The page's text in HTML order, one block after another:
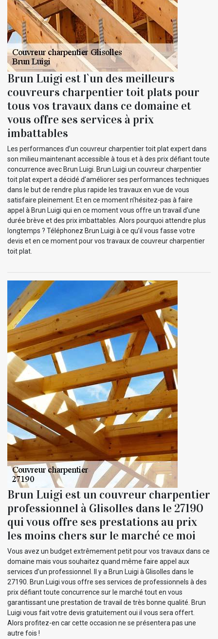
Brun Luigi est l`un des meilleurs
couvreurs charpentier toit plats pour
tous vos travaux dans ce domaine et
vous offre ses services à prix
imbattables
Les performances d’un couvreur charpentier toit plat expert dans
son milieu maintenant accessible à tous et à des prix défiant toute
concurrence avec Brun Luigi. Brun Luigi un couvreur charpentier
toit plat expert a décidé d’améliorer ses performances techniques
dans le but de rendre plus rapide les travaux en vue de vous
satisfaire pleinement. Et en ce moment n’hésitez-pas à faire
appel à Brun Luigi qui en ce moment vous offre un travail d’une
durée brève et des prix imbattables. Alors pourquoi attendre plus
longtemps ? Téléphonez Brun Luigi à ce qu’il vous fasse votre
devis et en ce moment pour vos travaux de couvreur charpentier
toit plat.
Brun Luigi est un couvreur charpentier
professionnel à Glisolles dans le 27190
qui vous offre ses prestations au prix
les moins chers sur le marché ce moi
Vous avez un budget extrêmement petit pour vos travaux dans ce
domaine mais vous souhaitez quand même faire appel aux
services d’un professionnel. Il y a Brun Luigi à Glisolles dans le
27190. Brun Luigi vous offre ses services de professionnels à des
prix défiant toute concurrence sur le marché tout en vous
garantissant une prestation de travail de très bonne qualité. Brun
Luigi vous fait votre devis gratuitement oui il vous sera offert.
Alors profitez-en car cette occasion ne se présentera pas une
autre fois !